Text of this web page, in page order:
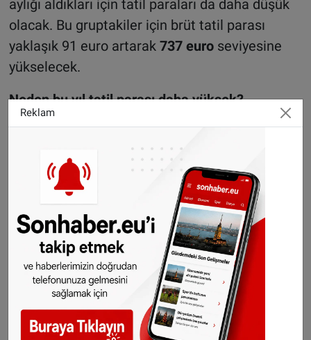
aylığı aldıkları için tatil paraları da daha düşük
olacak. Bu gruptakiler için brüt tatil parası
yaklaşık 91 euro artarak 737 euro seviyesine
yükselecek.
Neden bu yıl tatil parası daha yüksek?
Sosyal Sigortalar Kurumu (SVB), tatil parası
ücretteki yükselme olduğunu açıkladı. Buna
göre, tatil parası da tıpkı AOW maaşı gibi her
altı ayda bir enflasyon oranına göre
güncelleniyor. Ayrıca 1 Ocak 2025 itibarıyla,
genel vergi indiriminin (algemene
heffingskorting) aşamalı olarak kaldırılmaya
başlandığı gelir sınırı da yükseltildi. Tüm bu
değişiklikler asgari ücrette ciddi bir artışa yol
açınca, AOW maaşlarıyla bağlantılı olan tatil
Reklam